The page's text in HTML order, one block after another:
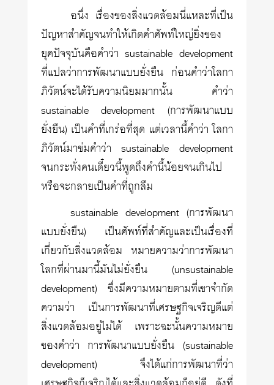
อนึ่ง เรื่องของสิ่งแวดล้อมนี่แหละที่เป็น
ปัญหาสำคัญจนทำให้เกิดคำศัพท์ใหญ่ยิ่งของ
ยุคปัจจุบันคือคำว่า sustainable development
ที่แปลว่าการพัฒนาแบบยั่งยืน ก่อนคำว่าโลกา
ภิวัตน์จะได้รับความนิยมมากนั้น คำว่า
sustainable development (การพัฒนาแบบ
ยั่งยืน) เป็นคำที่เกร่อที่สุด แต่เวลานี้คำว่า โลกา
ภิวัตน์มาข่มคำว่า sustainable development
จนกระทั่งคนเดี๋ยวนี้พูดถึงคำนี้น้อยจนเกินไป
หรือจะกลายเป็นคำที่ถูกลืม
sustainable development (การพัฒนา
แบบยั่งยืน) เป็นศัพท์ที่สำคัญและเป็นเรื่องที่
เกี่ยวกับสิ่งแวดล้อม หมายความว่าการพัฒนา
โลกที่ผ่านมานี้มันไม่ยั่งยืน (unsustainable
development) ซึ่งมีความหมายตามที่เขาจำกัด
ความว่า เป็นการพัฒนาที่เศรษฐกิจเจริญดีแต่
สิ่งแวดล้อมอยู่ไม่ได้ เพราะฉะนั้นความหมาย
ของคำว่า การพัฒนาแบบยั่งยืน (sustainable
development) จึงได้แก่การพัฒนาที่ว่า